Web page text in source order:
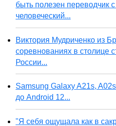
быть полезен переводчик
человеческий...
Виктория Мудриченко из
соревнованиях в столице
России...
Samsung Galaxy A21s,
до Android 12...
"Я себя ощущала как в